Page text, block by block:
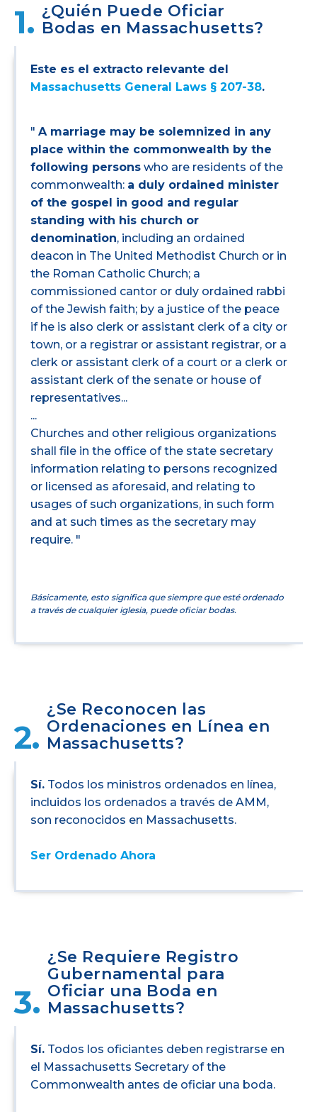
1. ¿Quién Puede Oficiar
Bodas en Massachusetts?
Este es el extracto relevante del
Massachusetts General Laws § 207-38.
" A marriage may be solemnized in any
place within the commonwealth by the
following persons who are residents of the
commonwealth: a duly ordained minister
of the gospel in good and regular
standing with his church or
denomination, including an ordained
deacon in The United Methodist Church or in
the Roman Catholic Church; a
commissioned cantor or duly ordained rabbi
of the Jewish faith; by a justice of the peace
if he is also clerk or assistant clerk of a city or
town, or a registrar or assistant registrar, or a
clerk or assistant clerk of a court or a clerk or
assistant clerk of the senate or house of
representatives...
...
Churches and other religious organizations
shall file in the office of the state secretary
information relating to persons recognized
or licensed as aforesaid, and relating to
usages of such organizations, in such form
and at such times as the secretary may
require. "
Básicamente, esto significa que siempre que esté ordenado
a través de cualquier iglesia, puede oficiar bodas.
2.
¿Se Reconocen las
Ordenaciones en Línea en
Massachusetts?
Sí. Todos los ministros ordenados en línea,
incluidos los ordenados a través de AMM,
son reconocidos en Massachusetts.
Ser Ordenado Ahora
3.
¿Se Requiere Registro
Gubernamental para
Oficiar una Boda en
Massachusetts?
Sí. Todos los oficiantes deben registrarse en
el Massachusetts Secretary of the
Commonwealth antes de oficiar una boda.